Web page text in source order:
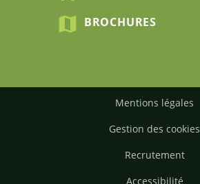
BROCHURES
Mentions légales
Gestion des cookies
Recrutement
Accessibilité